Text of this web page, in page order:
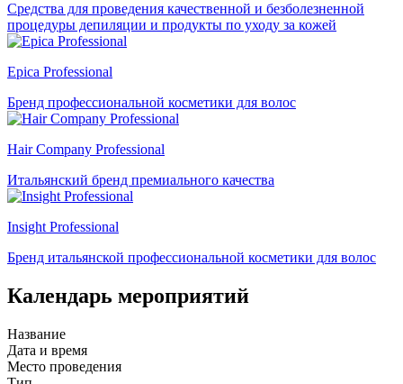
Средства для проведения качественной и безболезненной
процедуры депиляции и продукты по уходу за кожей
Epica Professional
Бренд профессиональной косметики для волос
Hair Company Professional
Итальянский бренд премиального качества
Insight Professional
Бренд итальянской профессиональной косметики для волос
Календарь мероприятий
Название
Дата и время
Место проведения